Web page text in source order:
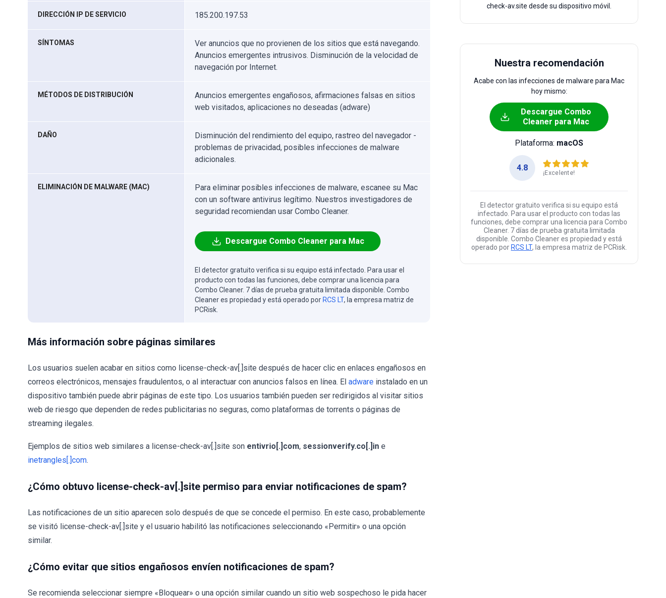
DIRECCIÓN IP DE SERVICIO 185.200.197.53
SÍNTOMAS
Ver anuncios que no provienen de los sitios que está navegando.
Anuncios emergentes intrusivos. Disminución de la velocidad de
navegación por Internet.
MÉTODOS DE DISTRIBUCIÓN
Anuncios emergentes engañosos, afirmaciones falsas en sitios
web visitados, aplicaciones no deseadas (adware)
DAÑO
Disminución del rendimiento del equipo, rastreo del navegador -
problemas de privacidad, posibles infecciones de malware
adicionales.
ELIMINACIÓN DE MALWARE (MAC)
Para eliminar posibles infecciones de malware, escanee su Mac
con un software antivirus legítimo. Nuestros investigadores de
seguridad recomiendan usar Combo Cleaner.
Descargue Combo Cleaner para Mac
El detector gratuito verifica si su equipo está infectado. Para usar el
producto con todas las funciones, debe comprar una licencia para
Combo Cleaner. 7 días de prueba gratuita limitada disponible. Combo
Cleaner es propiedad y está operado por RCS LT, la empresa matriz de
PCRisk.
Más información sobre páginas similares
Los usuarios suelen acabar en sitios como license-check-av[.]site después de hacer clic en enlaces engañosos en
correos electrónicos, mensajes fraudulentos, o al interactuar con anuncios falsos en línea. El adware instalado en un
dispositivo también puede abrir páginas de este tipo. Los usuarios también pueden ser redirigidos al visitar sitios
web de riesgo que dependen de redes publicitarias no seguras, como plataformas de torrents o páginas de
streaming ilegales.
Ejemplos de sitios web similares a license-check-av[.]site son entivrio[.]com, sessionverify.co[.]in e
inetrangles[.]com.
¿Cómo obtuvo license-check-av[.]site permiso para enviar notificaciones de spam?
Las notificaciones de un sitio aparecen solo después de que se concede el permiso. En este caso, probablemente
se visitó license-check-av[.]site y el usuario habilitó las notificaciones seleccionando «Permitir» o una opción
similar.
¿Cómo evitar que sitios engañosos envíen notificaciones de spam?
Se recomienda seleccionar siempre «Bloquear» o una opción similar cuando un sitio web sospechoso le pida hacer
check-av.site desde su dispositivo móvil.
Nuestra recomendación
Acabe con las infecciones de malware para Mac
hoy mismo:
Descargue Combo
Cleaner para Mac
Plataforma: macOS
4.8
¡Excelente!
El detector gratuito verifica si su equipo está
infectado. Para usar el producto con todas las
funciones, debe comprar una licencia para Combo
Cleaner. 7 días de prueba gratuita limitada
disponible. Combo Cleaner es propiedad y está
operado por RCS LT, la empresa matriz de PCRisk.